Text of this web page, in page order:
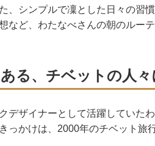
、シンプルで凜とした日々の習
など、わたなべさんの朝のルー
る、チベットの人
デザイナーとして活躍していた
っかけは、2000年のチベット旅